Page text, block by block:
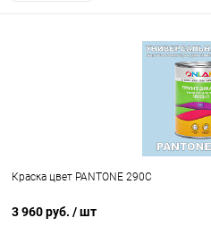
Краска цвет PANTONE 290C
3 960 руб. / шт